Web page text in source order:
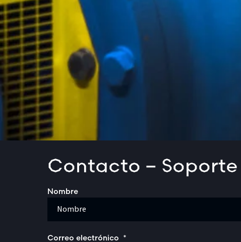
Contacto –
Nombre
Correo electrónico